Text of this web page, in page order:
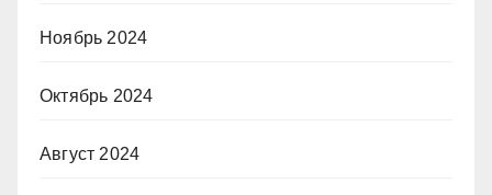
Ноябрь 2024
Октябрь 2024
Август 2024